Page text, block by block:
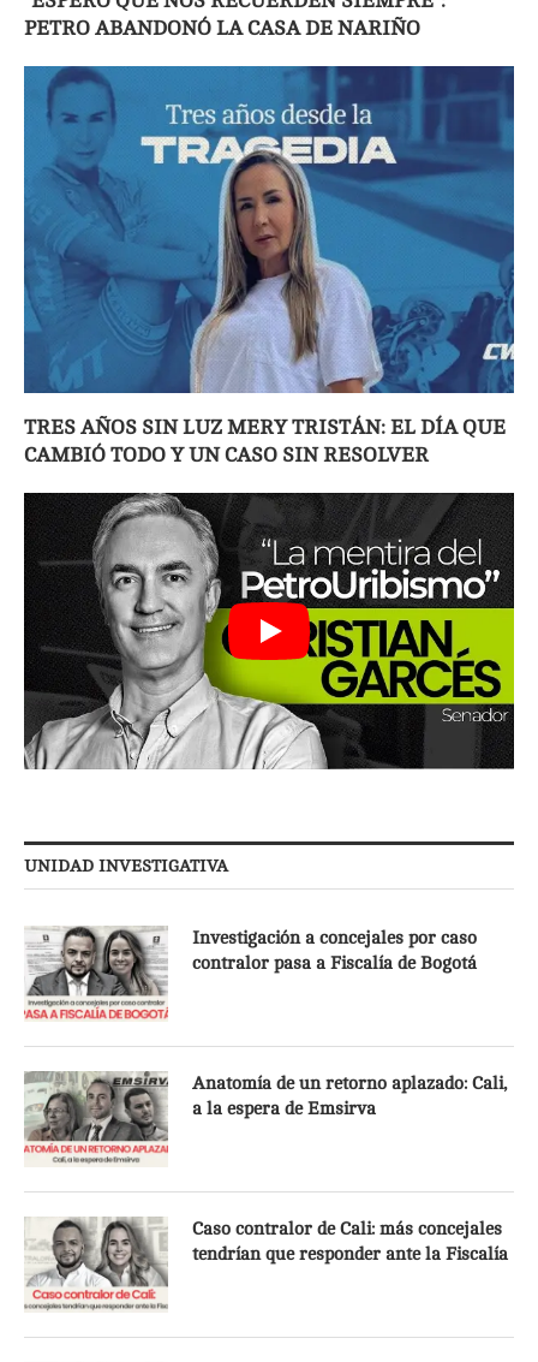
PETRO ABANDONÓ LA CASA DE NARIÑO
TRES AÑOS SIN LUZ MERY TRISTÁN: EL DÍA QUE
CAMBIÓ TODO Y UN CASO SIN RESOLVER
UNIDAD INVESTIGATIVA
Investigación a concejales por caso
contralor pasa a Fiscalía de Bogotá
Anatomía de un retorno aplazado: Cali,
a la espera de Emsirva
Caso contralor de Cali: más concejales
tendrían que responder ante la Fiscalía